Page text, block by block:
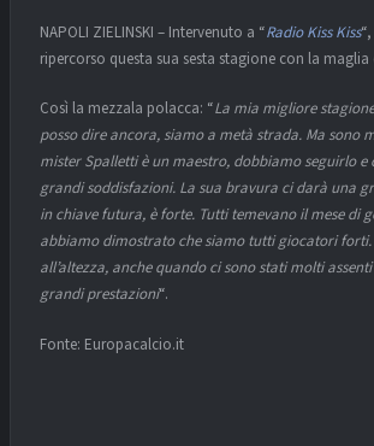
NAPOLI ZIELINSKI – Intervenuto a “Radio Kiss Kiss
ripercorso questa sua sesta stagione con la maglia
Così la mezzala polacca: “La mia migliore
posso dire ancora, siamo a metà strada. Ma sono
mister Spalletti è un maestro, dobbiamo seguirlo e
grandi soddisfazioni. La sua bravura ci darà una
in chiave futura, è forte. Tutti temevano il mese di
abbiamo dimostrato che siamo tutti giocatori forti.
all’altezza, anche quando ci sono stati molti
grandi prestazioni“.
Fonte: Europacalcio.it